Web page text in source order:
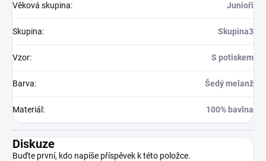
Věková skupina: Junioři
Skupina: Skupina3
Vzor: S potiskem
Barva: Šedý melanž
Materiál : 100% bavlna
Diskuze
Buďte první, kdo napíše příspěvek k této položce.